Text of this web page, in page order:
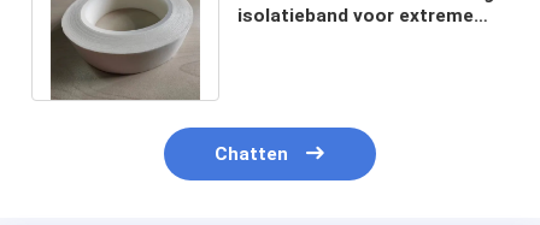
isolatieband voor extreme
Chatten